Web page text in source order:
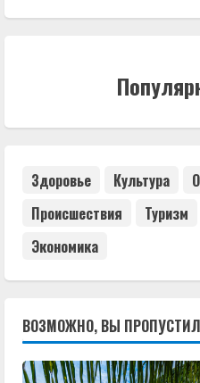
Здоровье Культура
Происшествия
Туризм
Экономика
ВОЗМОЖНО, ВЫ